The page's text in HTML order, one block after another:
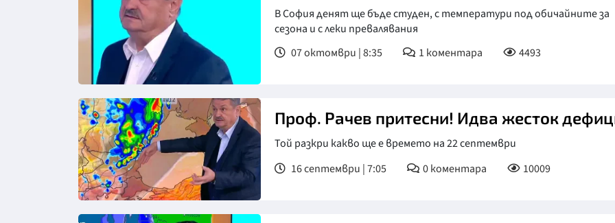
В София денят ще бъде студен, с температури под обичайните за
сезона и с леки превалявания
07 октомври | 8:35
1 коментара 4493
Проф. Рачев притесни! Идва жесток
Той разкри какво ще е времето на 22 септември
16 септември | 7:05
0коментара 10009